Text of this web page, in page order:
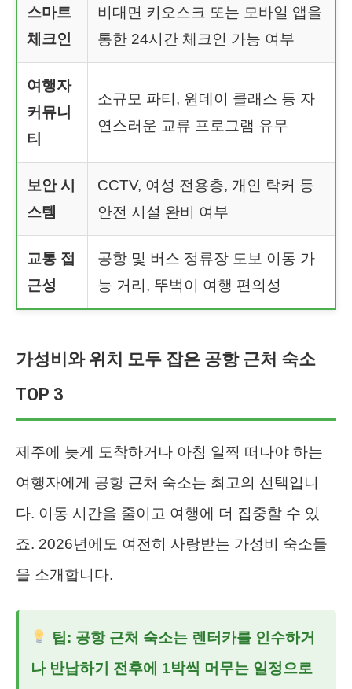
스마트
체크인
비대면 키오스크 또는 모바일 앱을
통한 24시간 체크인 가능 여부
여행자
커뮤니
티
소규모 파티, 원데이 클래스 등 자
연스러운 교류 프로그램 유무
보안 시
스템
CCTV, 여성 전용층, 개인 락커 등
안전 시설 완비 여부
교통 접
근성
공항 및 버스 정류장 도보 이동 가
능 거리, 뚜벅이 여행 편의성
가성비와 위치 모두 잡은 공항 근처 숙소
TOP 3
제주에 늦게 도착하거나 아침 일찍 떠나야 하는
여행자에게 공항 근처 숙소는 최고의 선택입니
다. 이동 시간을 줄이고 여행에 더 집중할 수 있
죠. 2026년에도 여전히 사랑받는 가성비 숙소들
을 소개합니다.
팁: 공항 근처 숙소는 렌터카를 인수하거
나 반납하기 전후에 1박씩 머무는 일정으로